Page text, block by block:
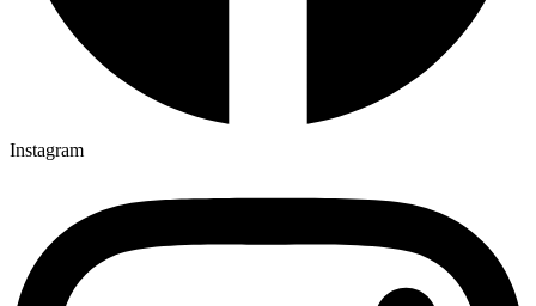
Instagram